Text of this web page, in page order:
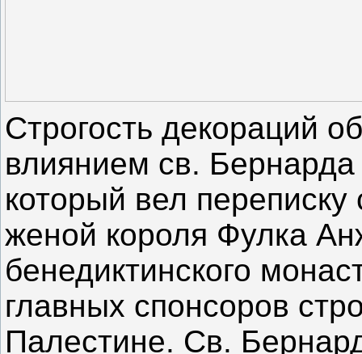
Строгость декораций
влиянием св. Бернарда
который вел
женой короля Фулка
бенедиктинского
главных спонсоров
Палестине. Св.